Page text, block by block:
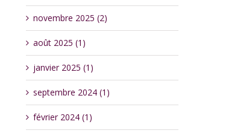
novembre 2025 (2)
août 2025 (1)
janvier 2025 (1)
septembre 2024 (1)
février 2024 (1)